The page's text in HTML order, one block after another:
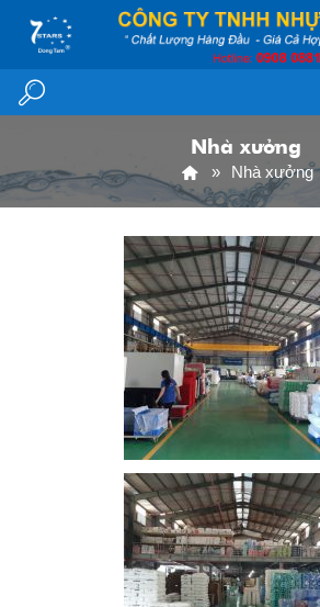
Nhà xưởng
Nhà xưởng